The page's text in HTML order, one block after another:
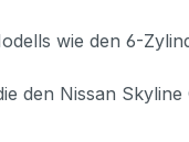
wie den 6-
den Nissan Skyline